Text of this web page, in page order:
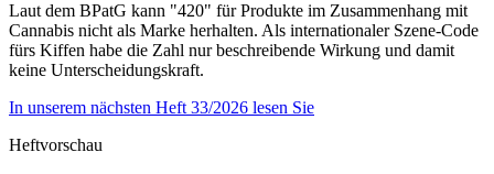
Laut dem BPatG kann "420" für Produkte im Zusammenhang mit
Cannabis nicht als Marke herhalten. Als internationaler Szene-Code
fürs Kiffen habe die Zahl nur beschreibende Wirkung und damit
keine Unterscheidungskraft.
In unserem nächsten Heft 33/2026 lesen Sie
Heftvorschau